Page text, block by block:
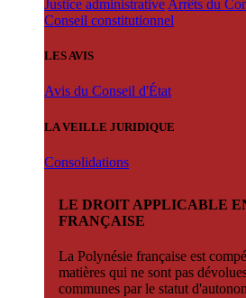
Justice administrative Arrêts du
Conseil constitutionnel
LES AVIS
Avis du Conseil d'État
LA VEILLE JURIDIQUE
Consolidations
LE DROIT APPLICABLE
FRANÇAISE
La Polynésie française est
matières qui ne sont pas
communes par le statut